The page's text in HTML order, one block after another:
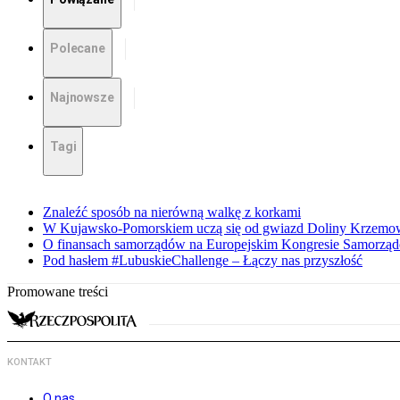
Polecane
Najnowsze
Tagi
Znaleźć sposób na nierówną walkę z korkami
W Kujawsko-Pomorskiem uczą się od gwiazd Doliny
O finansach samorządów na Europejskim Kongresie
Pod hasłem #LubuskieChallenge – Łączy nas przyszłość
Promowane treści
KONTAKT